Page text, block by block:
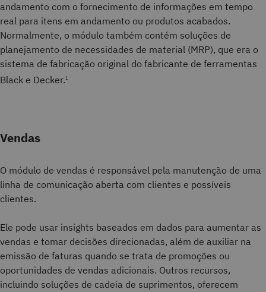
andamento com o fornecimento de informações em tempo
real para itens em andamento ou produtos acabados.
Normalmente, o módulo também contém soluções de
planejamento de necessidades de material (MRP), que era o
sistema de fabricação original do fabricante de ferramentas
Black e Decker.1
Vendas
O módulo de vendas é responsável pela manutenção de uma
linha de comunicação aberta com clientes e possíveis
clientes.
Ele pode usar insights baseados em dados para aumentar as
vendas e tomar decisões direcionadas, além de auxiliar na
emissão de faturas quando se trata de promoções ou
oportunidades de vendas adicionais. Outros recursos,
incluindo soluções de cadeia de suprimentos, oferecem